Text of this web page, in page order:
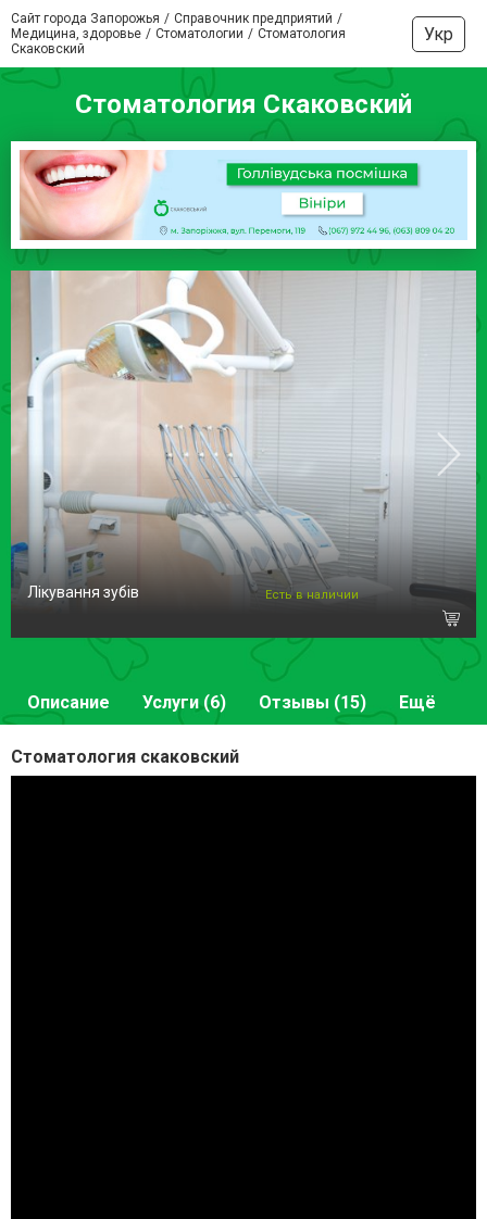
Сайт города Запорожья
Справочник предприятий
Медицина, здоровье
Стоматологии
Стоматология
Скаковский
Укр
Стоматология Скаковский
Лікування зубів Есть в наличии
Описание Услуги (6) Отзывы (15) Ещё
Стоматология скаковский